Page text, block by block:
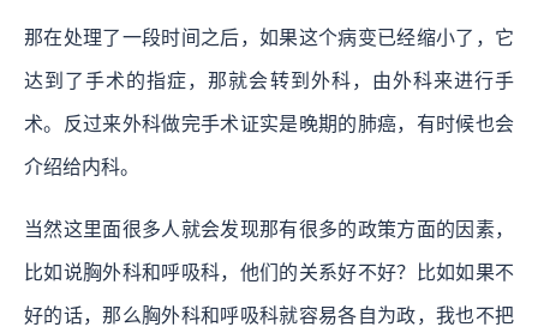
那在处理了一段时间之后，如果这个病变已经缩小了，它
达到了手术的指症，那就会转到外科，由外科来进行手
术。反过来外科做完手术证实是晚期的肺癌，有时候也会
介绍给内科。
当然这里面很多人就会发现那有很多的政策方面的因素，
比如说胸外科和呼吸科，他们的关系好不好？比如如果不
好的话，那么胸外科和呼吸科就容易各自为政，我也不把